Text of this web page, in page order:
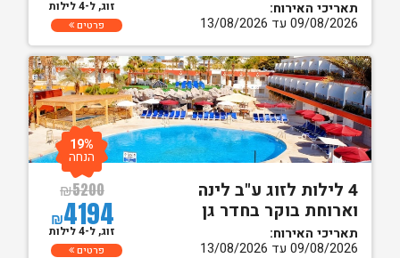
תאריכי האירוח:
09/08/2026 עד 13/08/2026
זוג, ל-4 לילות
פרטים
4 לילות לזוג ע"ב לינה
וארוחת בוקר בחדר גן
תאריכי האירוח:
09/08/2026 עד 13/08/2026
₪5200
₪4194
19%
הנחה
זוג, ל-4 לילות
פרטים